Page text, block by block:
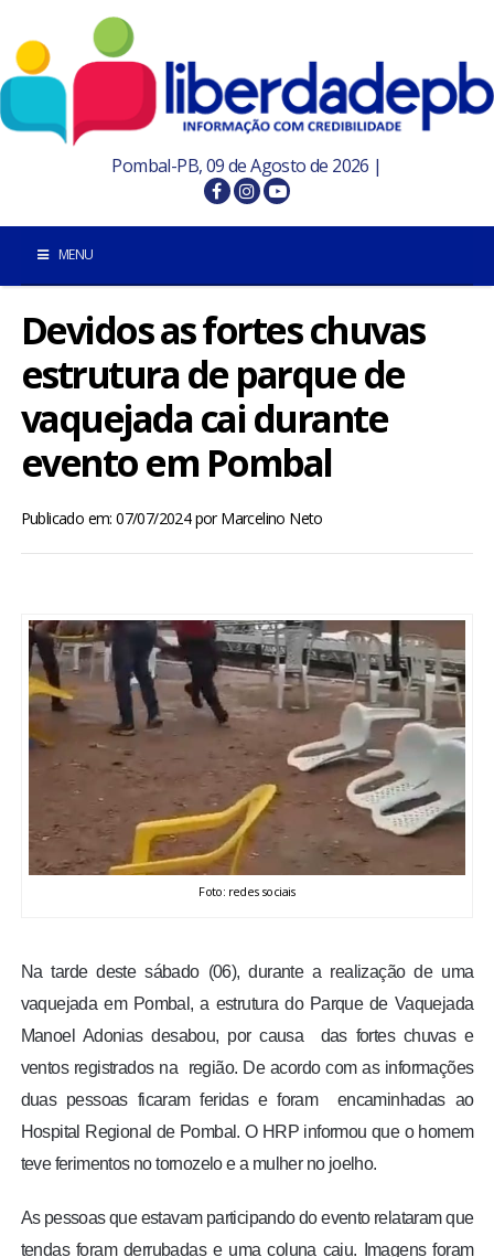
Pombal-PB, 09 de Agosto de 2026 |
MENU
INÍCIO
POMBAL E REGIÃO
PARAÍBA
ESPORTES
ENTRETENIMENTO
TV LPB
Devidos as fortes chuvas
estrutura de parque de
vaquejada cai durante
evento em Pombal
Publicado em: 07/07/2024porMarcelino Neto
Foto: redes sociais
Na tarde deste sábado (06), durante a realização de uma
vaquejada em Pombal, a estrutura do Parque de Vaquejada
Manoel Adonias desabou, por causa das fortes chuvas e
ventos registrados na região. De acordo com as informações
duas pessoas ficaram feridas e foram encaminhadas ao
Hospital Regional de Pombal. O HRP informou que o homem
teve ferimentos no tornozelo e a mulher no joelho.
As pessoas que estavam participando do evento relataram que
tendas foram derrubadas e uma coluna caiu. Imagens foram